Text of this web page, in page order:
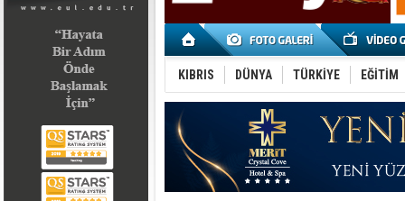
KIBRIS DÜNYA TÜRKİYE EĞİTİM